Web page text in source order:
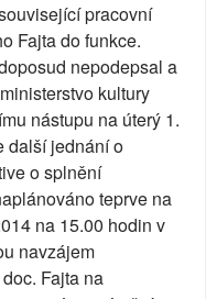
pracovní
Fajta do funkce.
nepodepsal a
kultury
nástupu na úterý 1.
další jednání o
o splnění
teprve na
na 15.00 hodin v
navzájem
Fajta na